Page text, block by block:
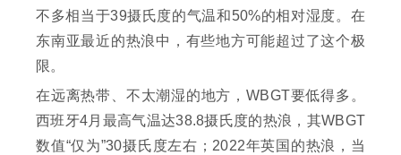
不多相当于39摄氏度的气温和50%的相对湿度。在
东南亚最近的热浪中，有些地方可能超过了这个极
限。
在远离热带、不太潮湿的地方，WBGT要低得多。
西班牙4月最高气温达38.8摄氏度的热浪，其WBGT
数值“仅为”30摄氏度左右；2022年英国的热浪，当